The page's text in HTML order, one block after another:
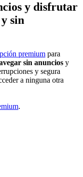
y disfrutar
sin
premium para
sin anuncios y
y segura
a ninguna otra
.